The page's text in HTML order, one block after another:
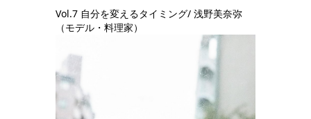
Vol.7 ⾃分を変えるタイミング/ 浅野美奈弥
（モデル・料理家）